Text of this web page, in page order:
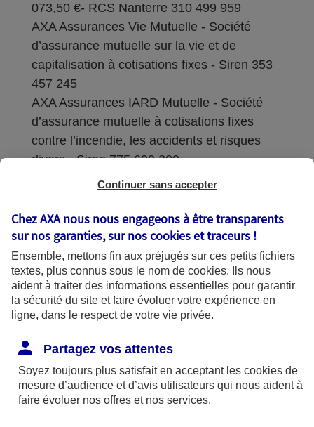
073,50 €- RCS Nanterre 310 499 959
AXA Assurances Vie Mutuelle - Société
d’assurance mutuelle sur la vie et de
capitalisation à cotisations fixes - Siren 353
457 245
AXA Assurances IARD Mutuelle - Société
d’assurance mutuelle à cotisations fixes
contre l’incendie, les accidents et risques
divers - Siren 775 699 309
Sièges sociaux : 313 Terrasses de l’Arche –
Coordonnées de l'Autorité de contrôle
prudentiel et de résolution (ACPR) : - 4
Place de Budapest - CS 92459 - 75436
Paris Cedex 09. Le détail des procédures de
recours et de réclamation et les
disponibles sur le site axa.fr.
AXA France IARD et AXA France Vie sont
mandataires exclusifs en opérations de
Continuer sans accepter
Chez AXA nous nous engageons à être transparents
sur nos garanties, sur noscookies et traceurs !
Ensemble, mettons fin aux préjugés sur ces petits fichiers
textes, plus connus sous le nom de cookies. Ils nous
aident à traiter des informations essentielles pour garantir
la sécurité du site et faire évoluer votre expérience en
ligne, dans le respect de votre vie privée.
Partagez vos attentes
Soyez toujours plus satisfait en acceptant les cookies de
mesure d’audience et d’avis utilisateurs qui nous aident à
faire évoluer nos offres et nos services.